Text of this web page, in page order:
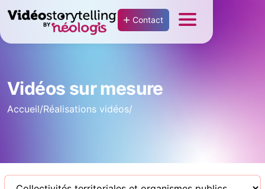
Contact
Vidéos sur mesure
Accueil/Réalisations vidéos/